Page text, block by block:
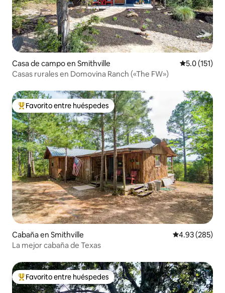
Casa de campo en Smithville Calificación
5.0 (151)
Casas rurales en Domovina Ranch («The FW»)
Favorito entre huéspedes preferido
Favorito entre huéspedes
Cabaña en Smithville Calificación
4.93 (285)
La mejor cabaña de Texas
Favorito entre huéspedes preferido
Favorito entre huéspedes